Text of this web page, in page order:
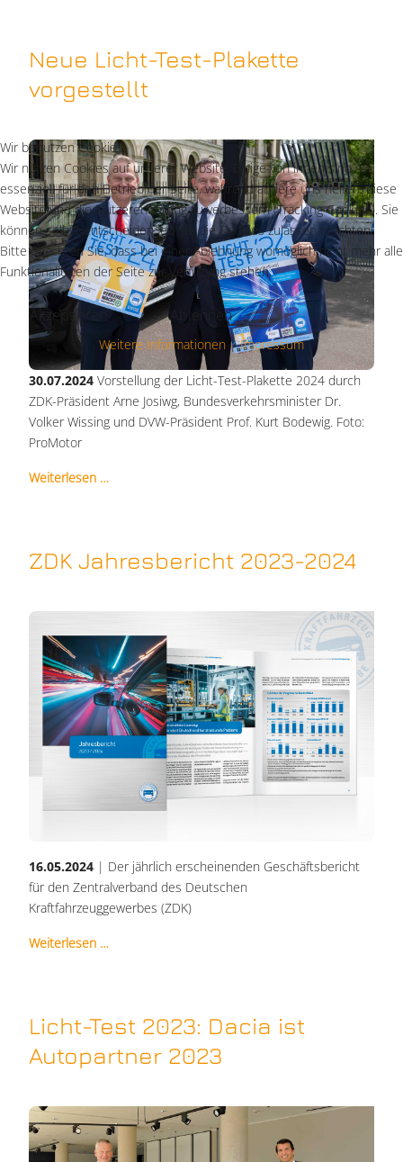
Neue Licht-Test-Plakette
vorgestellt
30.07.2024 Vorstellung der Licht-Test-Plakette 2024 durch
ZDK-Präsident Arne Josiwg, Bundesverkehrsminister Dr.
Volker Wissing und DVW-Präsident Prof. Kurt Bodewig. Foto:
ProMotor
Weiterlesen …
ZDK Jahresbericht 2023-2024
16.05.2024 | Der jährlich erscheinenden Geschäftsbericht
für den Zentralverband des Deutschen
Kraftfahrzeuggewerbes (ZDK)
Weiterlesen …
Licht-Test 2023: Dacia ist
Autopartner 2023
Wir benutzen Cookies
Wir nutzen Cookies auf unserer Website. Einige von ihnen sind
essenziell für den Betrieb der Seite, während andere uns helfen, diese
Website und die Nutzererfahrung zu verbessern (Tracking Cookies). Sie
können selbst entscheiden, ob Sie die Cookies zulassen möchten.
Bitte beachten Sie, dass bei einer Ablehnung womöglich nicht mehr alle
Funktionalitäten der Seite zur Verfügung stehen.
Akzeptieren Ablehnen
Weitere Informationen |Impressum